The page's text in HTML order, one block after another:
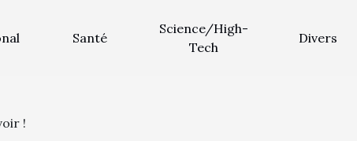
Santé
Science/High-
Tech
Divers
!